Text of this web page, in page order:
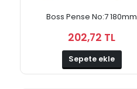
Boss Pense No:7 180mm
202,72 TL
Sepete ekle